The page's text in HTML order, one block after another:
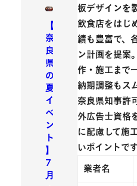
板デザインを
飲食店をはじ
績も豊富で、
ン計画を提案
作・施工まで
納期調整もス
奈良県知事許
外広告士資格
に配慮して施
いポイントです
業者名
【
奈
良
県
の
夏
イ
ベ
ン
ト
】
7
月